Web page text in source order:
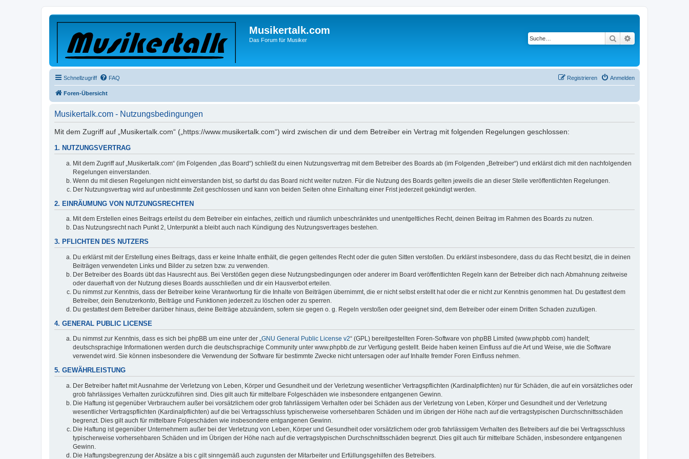
Musikertalk.com
Das Forum für Musiker Suche
Schnellzugriff FAQ Anmelden
Registrieren
Foren-Übersicht
Musikertalk.com - Nutzungsbedingungen
Mit dem Zugriff auf „Musikertalk.com“ („https://www.musikertalk.com“) wird zwischen dir und dem Betreiber ein Vertrag mit folgenden Regelungen geschlossen:
1. NUTZUNGSVERTRAG
Mit dem Zugriff auf „Musikertalk.com“ (im Folgenden „das Board“) schließt du einen Nutzungsvertrag mit dem Betreiber des Boards ab (im Folgenden „Betreiber“) und erklärst dich mit den nachfolgenden
Regelungen einverstanden.
Wenn du mit diesen Regelungen nicht einverstanden bist, so darfst du das Board nicht weiter nutzen. Für die Nutzung des Boards gelten jeweils die an dieser Stelle veröffentlichten Regelungen.
Der Nutzungsvertrag wird auf unbestimmte Zeit geschlossen und kann von beiden Seiten ohne Einhaltung einer Frist jederzeit gekündigt werden.
2. EINRÄUMUNG VON NUTZUNGSRECHTEN
Mit dem Erstellen eines Beitrags erteilst du dem Betreiber ein einfaches, zeitlich und räumlich unbeschränktes und unentgeltliches Recht, deinen Beitrag im Rahmen des Boards zu nutzen.
Das Nutzungsrecht nach Punkt 2, Unterpunkt a bleibt auch nach Kündigung des Nutzungsvertrages bestehen.
3. PFLICHTEN DES NUTZERS
Du erklärst mit der Erstellung eines Beitrags, dass er keine Inhalte enthält, die gegen geltendes Recht oder die guten Sitten verstoßen. Du erklärst insbesondere, dass du das Recht besitzt, die in deinen
Beiträgen verwendeten Links und Bilder zu setzen bzw. zu verwenden.
Der Betreiber des Boards übt das Hausrecht aus. Bei Verstößen gegen diese Nutzungsbedingungen oder anderer im Board veröffentlichten Regeln kann der Betreiber dich nach Abmahnung zeitweise
oder dauerhaft von der Nutzung dieses Boards ausschließen und dir ein Hausverbot erteilen.
Du nimmst zur Kenntnis, dass der Betreiber keine Verantwortung für die Inhalte von Beiträgen übernimmt, die er nicht selbst erstellt hat oder die er nicht zur Kenntnis genommen hat. Du gestattest dem
Betreiber, dein Benutzerkonto, Beiträge und Funktionen jederzeit zu löschen oder zu sperren.
Du gestattest dem Betreiber darüber hinaus, deine Beiträge abzuändern, sofern sie gegen o. g. Regeln verstoßen oder geeignet sind, dem Betreiber oder einem Dritten Schaden zuzufügen.
4. GENERAL PUBLIC LICENSE
Du nimmst zur Kenntnis, dass es sich bei phpBB um eine unter der „GNU General Public License v2“ (GPL) bereitgestellten Foren-Software von phpBB Limited (www.phpbb.com) handelt;
deutschsprachige Informationen werden durch die deutschsprachige Community unter www.phpbb.de zur Verfügung gestellt. Beide haben keinen Einfluss auf die Art und Weise, wie die Software
verwendet wird. Sie können insbesondere die Verwendung der Software für bestimmte Zwecke nicht untersagen oder auf Inhalte fremder Foren Einfluss nehmen.
5. GEWÄHRLEISTUNG
Der Betreiber haftet mit Ausnahme der Verletzung von Leben, Körper und Gesundheit und der Verletzung wesentlicher Vertragspflichten (Kardinalpflichten) nur für Schäden, die auf ein vorsätzliches oder
grob fahrlässiges Verhalten zurückzuführen sind. Dies gilt auch für mittelbare Folgeschäden wie insbesondere entgangenen Gewinn.
Die Haftung ist gegenüber Verbrauchern außer bei vorsätzlichem oder grob fahrlässigem Verhalten oder bei Schäden aus der Verletzung von Leben, Körper und Gesundheit und der Verletzung
wesentlicher Vertragspflichten (Kardinalpflichten) auf die bei Vertragsschluss typischerweise vorhersehbaren Schäden und im übrigen der Höhe nach auf die vertragstypischen Durchschnittsschäden
begrenzt. Dies gilt auch für mittelbare Folgeschäden wie insbesondere entgangenen Gewinn.
Die Haftung ist gegenüber Unternehmern außer bei der Verletzung von Leben, Körper und Gesundheit oder vorsätzlichem oder grob fahrlässigem Verhalten des Betreibers auf die bei Vertragsschluss
typischerweise vorhersehbaren Schäden und im Übrigen der Höhe nach auf die vertragstypischen Durchschnittsschäden begrenzt. Dies gilt auch für mittelbare Schäden, insbesondere entgangenen
Gewinn.
Die Haftungsbegrenzung der Absätze a bis c gilt sinngemäß auch zugunsten der Mitarbeiter und Erfüllungsgehilfen des Betreibers.